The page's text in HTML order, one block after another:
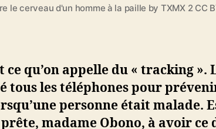
le cerveau d'un homme à la paille by TXMX 2 CC
ce qu’on appelle du « tracking ».
tous les téléphones pour
personne était malade.
madame Obono, à avoir ce